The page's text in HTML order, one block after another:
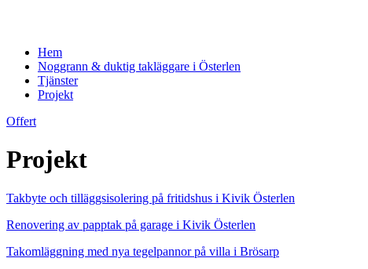
Hem
Noggrann & duktig takläggare i Österlen
Tjänster
Projekt
Offert
Projekt
Takbyte och tilläggsisolering på fritidshus i Kivik Österlen
Renovering av papptak på garage i Kivik Österlen
Takomläggning med nya tegelpannor på villa i Brösarp